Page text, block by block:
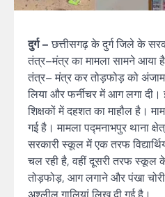
दुर्ग –छत्तीसगढ़ के दुर्ग जिले के
तंत्र–मंत्र का मामला सामने आया
तंत्र– मंत्र कर तोड़फोड़ को
लिया और फर्नीचर में आग लगा
शिक्षकों में दहशत का माहौल है।
गई है। मामला पद्मनाभपुर थाना
सरकारी स्कूल में एक तरफ
चल रही है, वहीं दूसरी तरफ स्कूल
तोड़फोड़, आग लगाने और पंखा